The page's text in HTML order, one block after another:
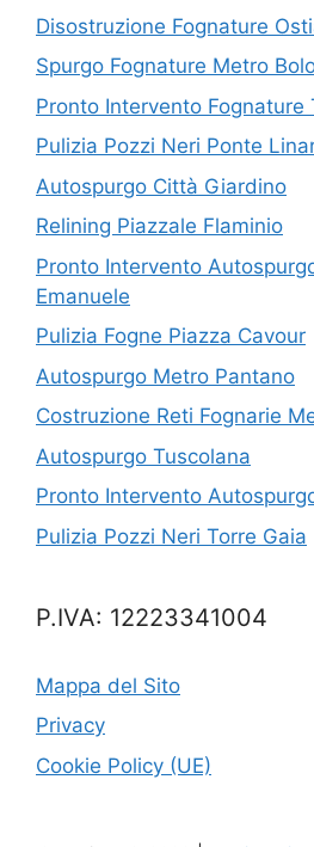
Disostruzione Fognature
Spurgo Fognature Metro
Pronto Intervento Fognature
Pulizia Pozzi Neri Ponte
Autospurgo Città Giardino
Relining Piazzale Flaminio
Pronto Intervento
Emanuele
Pulizia Fogne Piazza Cavour
Autospurgo Metro Pantano
Costruzione Reti Fognarie
Autospurgo Tuscolana
Pronto Intervento
Pulizia Pozzi Neri Torre Gaia
P.IVA: 12223341004
Mappa del Sito
Privacy
Cookie Policy (UE)